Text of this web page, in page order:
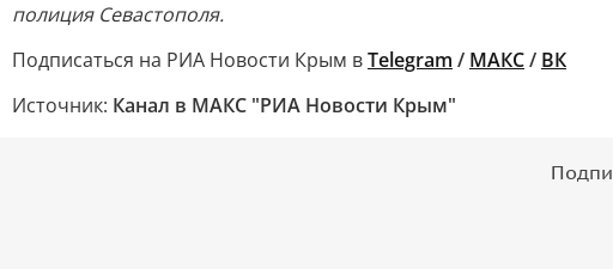
полиция Севастополя.
Подписаться на РИА Новости Крым вTelegram / МАКС/ ВК
Источник: Канал в МАКС "РИА Новости Крым"